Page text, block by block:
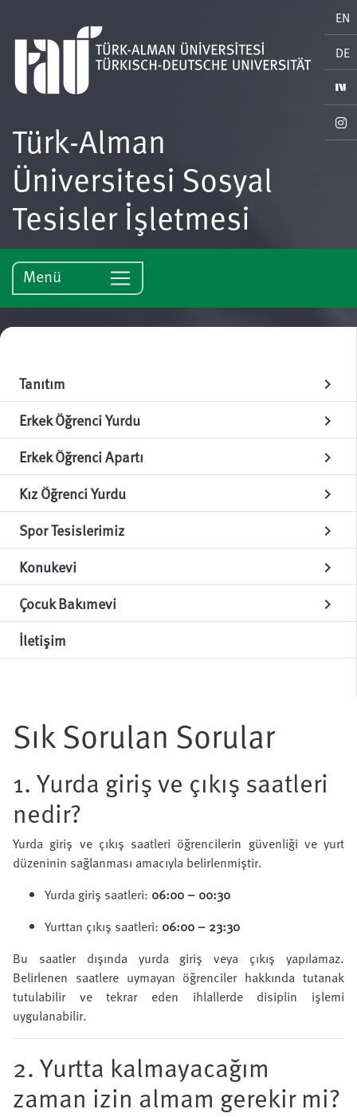
EN
DE
Türk-Alman
Üniversitesi Sosyal
Tesisler İşletmesi
Menü
Tanıtım chevron_right
Erkek Öğrenci Yurdu chevron_right
Erkek Öğrenci Apartı chevron_right
Kız Öğrenci Yurdu chevron_right
Spor Tesislerimiz chevron_right
Konukevi chevron_right
Çocuk Bakımevi chevron_right
İletişim
Sık Sorulan Sorular
1. Yurda giriş ve çıkış saatleri
nedir?
Yurda giriş ve çıkış saatleri öğrencilerin güvenliği ve yurt
düzeninin sağlanması amacıyla belirlenmiştir.
Yurda giriş saatleri: 06:00 – 00:30
Yurttan çıkış saatleri: 06:00 – 23:30
Bu saatler dışında yurda giriş veya çıkış yapılamaz.
Belirlenen saatlere uymayan öğrenciler hakkında tutanak
tutulabilir ve tekrar eden ihlallerde disiplin işlemi
uygulanabilir.
2. Yurtta kalmayacağım
zaman izin almam gerekir mi?